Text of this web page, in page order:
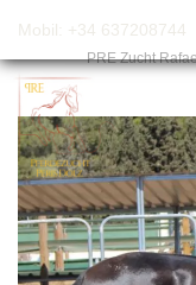
Mobil: +34 637208744
PRE Zucht
Jahrgang 2022
Jahrgang 2023
Jahrgang 2024